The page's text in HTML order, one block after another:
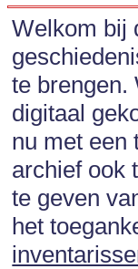
Welkom bij
te brengen.
digitaal
nu met een
archief ook
te geven
het